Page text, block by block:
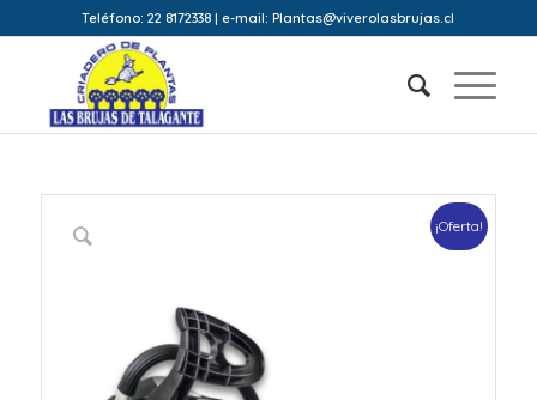
Teléfono: 22 8172338 | e-mail: Plantas@viverolasbrujas.cl
¡Oferta!